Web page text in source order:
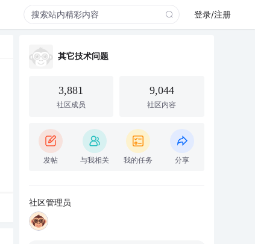
登录/注册
其它技术问题
3,881
社区成员
9,044
社区内容
发帖 与我相关 我的任务 分享
社区管理员